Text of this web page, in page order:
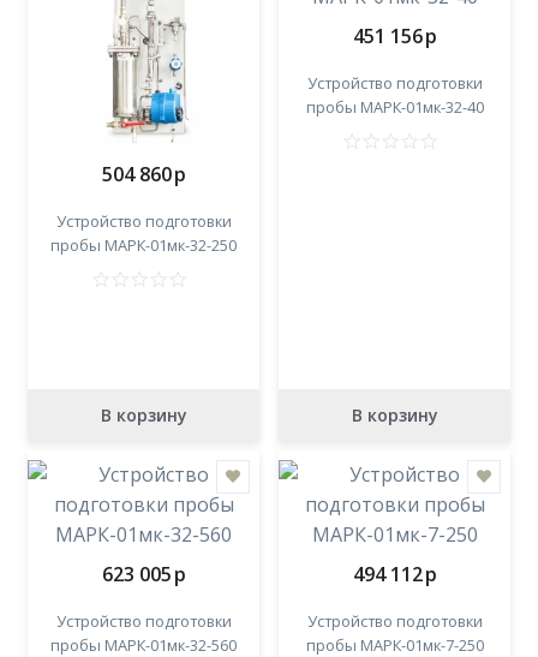
504 860p
Устройство подготовки
пробы МАРК-01мк-32-250
В корзину
451 156p
Устройство подготовки
пробы МАРК-01мк-32-40
В корзину
623 005p
Устройство подготовки
пробы МАРК-01мк-32-560
494 112p
Устройство подготовки
пробы МАРК-01мк-7-250